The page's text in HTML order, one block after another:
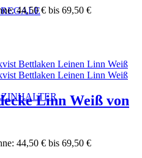
44,50 € bis 69,50 €
Linn Weiß von
44,50 € bis 69,50 €